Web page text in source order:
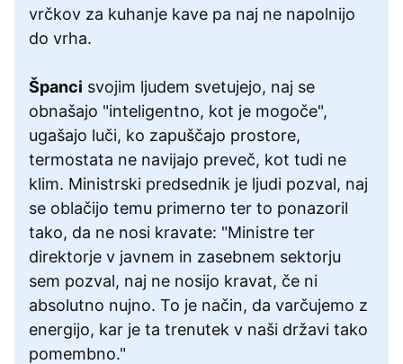
vrčkov za kuhanje kave pa naj ne napolnijo
do vrha.
Španci svojim ljudem svetujejo, naj se
obnašajo "inteligentno, kot je mogoče",
ugašajo luči, ko zapuščajo prostore,
termostata ne navijajo preveč, kot tudi ne
klim. Ministrski predsednik je ljudi pozval, naj
se oblačijo temu primerno ter to ponazoril
tako, da ne nosi kravate: "Ministre ter
direktorje v javnem in zasebnem sektorju
sem pozval, naj ne nosijo kravat, če ni
absolutno nujno. To je način, da varčujemo z
energijo, kar je ta trenutek v naši državi tako
pomembno."